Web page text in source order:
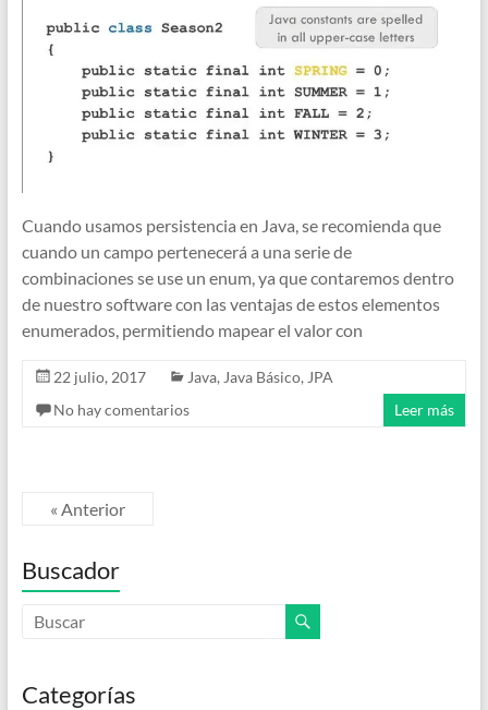
Cuando usamos persistencia en Java, se recomienda que
cuando un campo pertenecerá a una serie de
combinaciones se use un enum, ya que contaremos dentro
de nuestro software con las ventajas de estos elementos
enumerados, permitiendo mapear el valor con
22 julio, 2017 Java, Java Básico, JPA
No hay comentarios
Leer más
« Anterior
Buscador
Categorías